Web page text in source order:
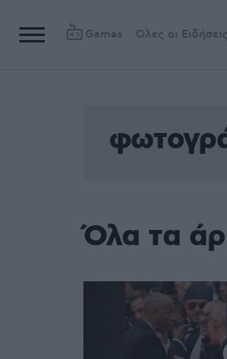
Games Όλες οι Ειδήσεις
Όλα τα